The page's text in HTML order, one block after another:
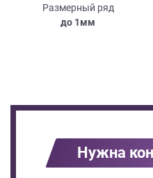
Размерный ряд
до 1мм
Нужна